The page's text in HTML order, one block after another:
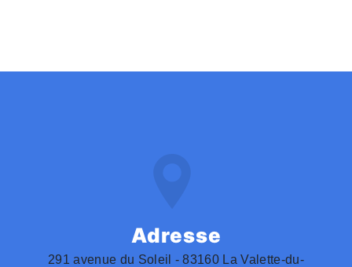
Adresse
291 avenue du Soleil - 83160 La Valette-du-